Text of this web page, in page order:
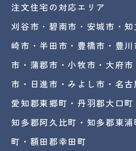
注文住宅の対応エリア
刈谷市・碧南市・ 安城市 ・知
崎市 ・半田市・豊橋市・豊
市・蒲郡市・小牧市・大府
市・日進市・みよし市・ 名古
愛知郡東郷町・丹羽郡大口町
知多郡阿久比町・知多郡東
町・額田郡幸田町